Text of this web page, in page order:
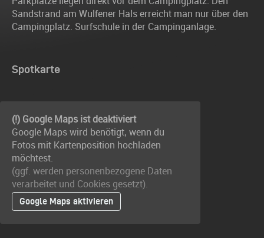
Sandstrand am Wulfener Hals erreicht man nur über den
Campingplatz. Surfschule in der Campinganlage.
Spotkarte
(!) Google Maps ist deaktiviert
Google Maps wird benötigt, wenn du
Fotos mit Kartenposition hochladen
möchtest.
(ggf. werden personen­bezogene Daten
verarbeitet und Cookies gesetzt).
Google Maps aktivieren